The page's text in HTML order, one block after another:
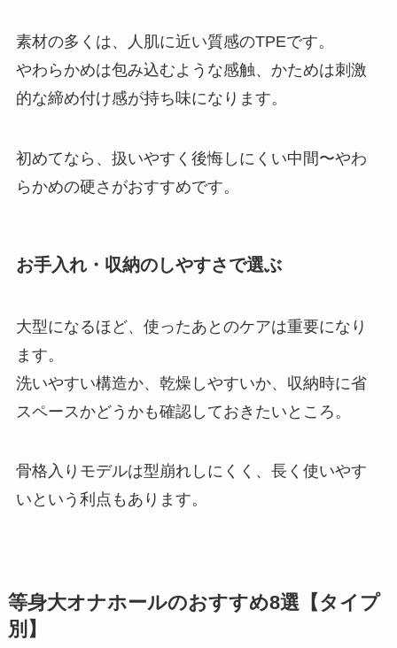
素材の多くは、人肌に近い質感のTPEです。
やわらかめは包み込むような感触、かためは刺激
的な締め付け感が持ち味になります。
初めてなら、扱いやすく後悔しにくい中間〜やわ
らかめの硬さがおすすめです。
お手入れ・収納のしやすさで選ぶ
大型になるほど、使ったあとのケアは重要になり
ます。
洗いやすい構造か、乾燥しやすいか、収納時に省
スペースかどうかも確認しておきたいところ。
骨格入りモデルは型崩れしにくく、長く使いやす
いという利点もあります。
等身大オナホールのおすすめ8選【タイプ
別】